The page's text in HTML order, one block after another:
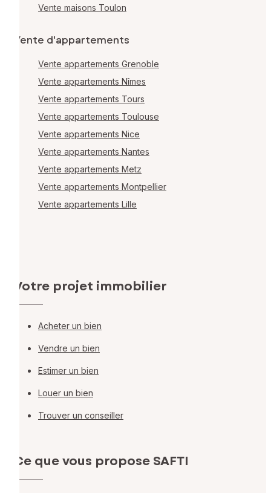
Vente maisons Toulon
Vente d'appartements
Vente appartements Grenoble
Vente appartements Nîmes
Vente appartements Tours
Vente appartements Toulouse
Vente appartements Nice
Vente appartements Nantes
Vente appartements Metz
Vente appartements Montpellier
Vente appartements Lille
Votre projet immobilier
Acheter un bien
Vendre un bien
Estimer un bien
Louer un bien
Trouver un conseiller
Ce que vous propose SAFTI